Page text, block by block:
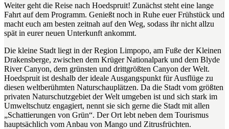
Weiter geht die Reise nach Hoedspruit! Zunächst steht eine lange
Fahrt auf dem Programm. Genießt noch in Ruhe euer Frühstück und
macht euch am besten zeitnah auf den Weg, sodass ihr nicht allzu
spät in eurer neuen Unterkunft ankommt.
Die kleine Stadt liegt in der Region Limpopo, am Fuße der Kleinen
Drakensberge, zwischen dem Krüger Nationalpark und dem Blyde
River Canyon, dem grünsten und drittgrößten Canyon der Welt.
Hoedspruit ist deshalb der ideale Ausgangspunkt für Ausflüge zu
diesen weltberühmten Naturschauplätzen. Da die Stadt vom größten
privaten Naturschutzgebiet der Welt umgeben ist und sich stark im
Umweltschutz engagiert, nennt sie sich gerne die Stadt mit allen
„Schattierungen von Grün“. Der Ort lebt neben dem Tourismus
hauptsächlich vom Anbau von Mango und Zitrusfrüchten.